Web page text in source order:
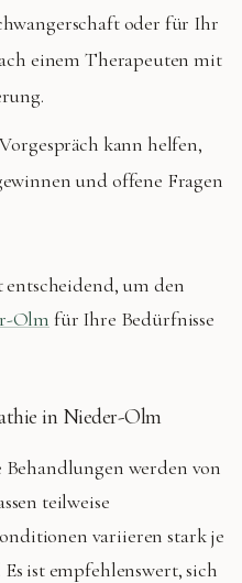
oder für Ihr
einem Therapeuten mit
kann helfen,
und offene Fragen
um den
Olm für Ihre Bedürfnisse
in Nieder-Olm
werden von
teilweise
variieren stark je
ist empfehlenswert, sich